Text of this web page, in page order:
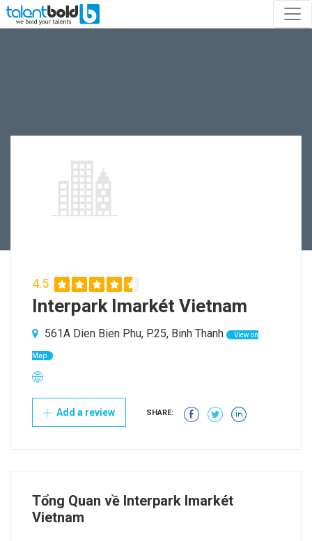
4.5
Interpark Imarkét Vietnam
561A Dien Bien Phu, P.25, Binh Thanh View on
Map
Add a review SHARE:
Tổng Quan về Interpark Imarkét
Vietnam